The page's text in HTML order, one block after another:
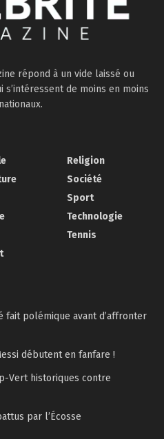
répond à un vide laissé ou
de moins en moins
Religion
Société
Sport
Technologie
Tennis
fait polémique avant d’affronter
débutent en fanfare !
Vert historiques contre
par l’Écosse